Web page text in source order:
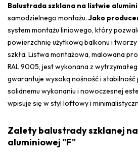
Balustrada szklana na listwie
samodzielnego montażu. Jako
system montażu liniowego, który
powierzchnię użytkową balkonu i
szkła. Listwa montażowa, malowana
RAL 9005, jest wykonana z
gwarantuje wysoką nośność i stabilność
solidnemu wykonaniu i nowoczesnej
wpisuje się w styl loftowy i
Zalety balustrady szklanej
aluminiowej "F"